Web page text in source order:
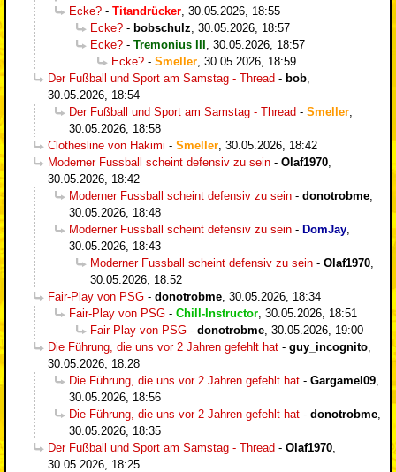
Ecke? - Titandrücker 30.05.2026, 18:55
Ecke? - bobschulz 30.05.2026, 18:57
Ecke? - Tremonius III
30.05.2026, 18:57
Ecke? - Smeller 30.05.2026, 18:59
Der Fußball und Sport am Samstag - Thread - bob
30.05.2026, 18:54
Der Fußball und Sport am Samstag - Thread - Smeller
30.05.2026, 18:58
Clothesline von Hakimi - Smeller 30.05.2026, 18:42
Moderner Fussball scheint defensiv zu sein - Olaf1970
30.05.2026, 18:42
Moderner Fussball scheint defensiv zu sein - donotrobme
30.05.2026, 18:48
Moderner Fussball scheint defensiv zu sein - DomJay
30.05.2026, 18:43
Moderner Fussball scheint defensiv zu sein - Olaf1970
30.05.2026, 18:52
Fair-Play von PSG - donotrobme 30.05.2026, 18:34
Fair-Play von PSG - Chill-Instructor 30.05.2026, 18:51
Fair-Play von PSG - donotrobme 30.05.2026, 19:00
Die Führung, die uns vor 2 Jahren gefehlt hat - guy_incognito
30.05.2026, 18:28
Die Führung, die uns vor 2 Jahren gefehlt hat - Gargamel09
30.05.2026, 18:56
Die Führung, die uns vor 2 Jahren gefehlt hat - donotrobme
30.05.2026, 18:35
Der Fußball und Sport am Samstag - Thread - Olaf1970
30.05.2026, 18:25